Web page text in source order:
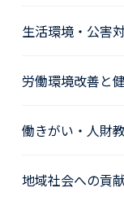
生活環境・公害
労働環境改善と
働きがい・人財
地域社会への貢献